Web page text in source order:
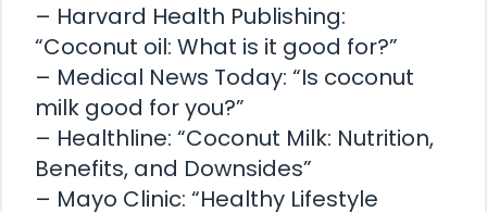
– Harvard Health Publishing:
“Coconut oil: What is it good for?”
– Medical News Today: “Is coconut
milk good for you?”
– Healthline: “Coconut Milk: Nutrition,
Benefits, and Downsides”
– Mayo Clinic: “Healthy Lifestyle